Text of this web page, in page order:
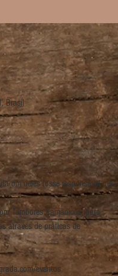
Brasil
um deles fosse responsável pela
Tambores Xamânicos, para
através de práticas de
Para participar é necessário se inscrever no evento pelo Serpente Sagrada atráves do link: https://www.serpentesagrada.com/eventos